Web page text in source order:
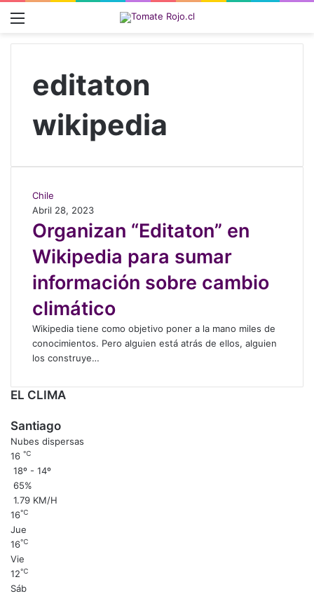
editaton
wikipedia
O
r
g
a
n
n
“
E
d
t
a
o
n
e
W
Chile
Abril 28, 2023
Organizan “Editaton” en
Wikipedia para sumar
información sobre cambio
climático
Wikipedia tiene como objetivo poner a la mano miles de
conocimientos. Pero alguien está atrás de ellos, alguien
los construye…
EL CLIMA
Santiago
Nubes dispersas
16 ℃
18º - 14º
65%
1.79 KM/H
16℃
Jue
16℃
Vie
12℃
Sáb